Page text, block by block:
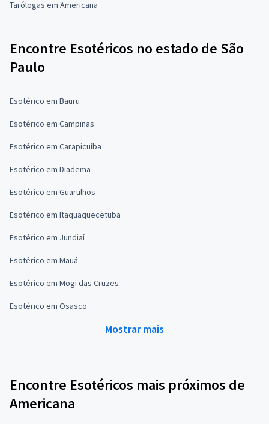
Tarólogas em Americana
Encontre Esotéricos no estado de São
Paulo
Esotérico em Bauru
Esotérico em Campinas
Esotérico em Carapicuíba
Esotérico em Diadema
Esotérico em Guarulhos
Esotérico em Itaquaquecetuba
Esotérico em Jundiaí
Esotérico em Mauá
Esotérico em Mogi das Cruzes
Esotérico em Osasco
Mostrar mais
Encontre Esotéricos mais próximos de
Americana